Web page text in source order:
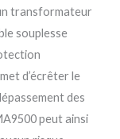
transformateur
souplesse
d’écrêter le
des
peut ainsi